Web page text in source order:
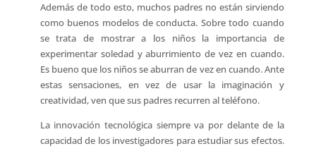
Además de todo esto, muchos padres no están sirviendo
como buenos modelos de conducta. Sobre todo cuando
se trata de mostrar a los niños la importancia de
experimentar soledad y aburrimiento de vez en cuando.
Es bueno que los niños se aburran de vez en cuando. Ante
estas sensaciones, en vez de usar la imaginación y
creatividad, ven que sus padres recurren al teléfono.
La innovación tecnológica siempre va por delante de la
capacidad de los investigadores para estudiar sus efectos.